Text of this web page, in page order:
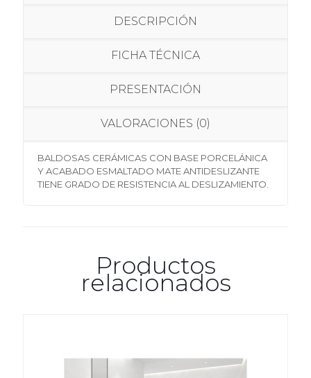
DESCRIPCIÓN
FICHA TÉCNICA
PRESENTACIÓN
VALORACIONES (0)
BALDOSAS CERÁMICAS CON BASE PORCELÁNICA
Y ACABADO ESMALTADO MATE ANTIDESLIZANTE
TIENE GRADO DE RESISTENCIA AL DESLIZAMIENTO.
Productos
relacionados